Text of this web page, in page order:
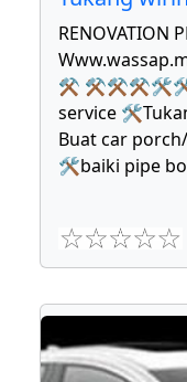
RENOVATION
⚒ ⚒⚒⚒🛠🛠
service
Buat car
🛠baiki pipe